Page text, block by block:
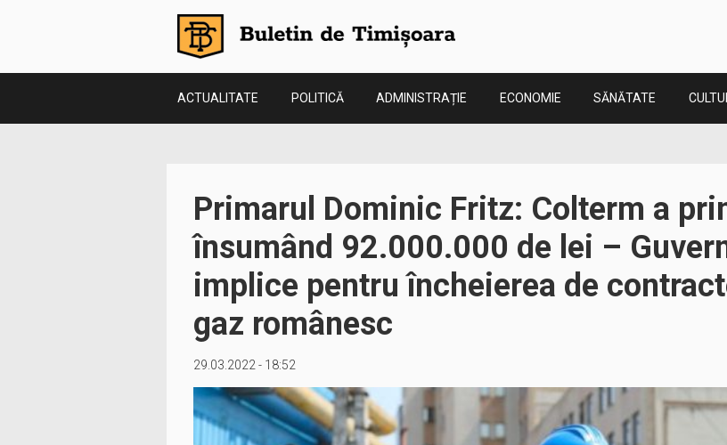
ACTUALITATE POLITICĂ ADMINISTRAȚIE ECONOMIE SĂNĂTATE
Primarul Dominic Fritz: Colterm a
însumând 92.000.000 de lei –
implice pentru încheierea de
gaz românesc
29.03.2022 - 18:52